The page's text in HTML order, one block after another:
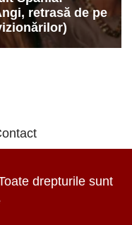
drepturile sunt